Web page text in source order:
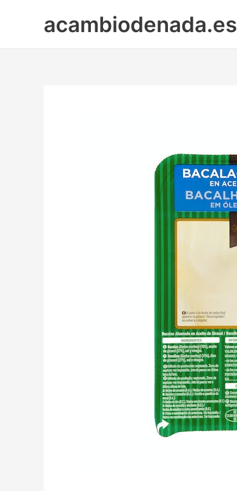
acambiodenada.es